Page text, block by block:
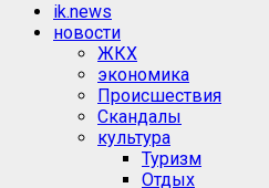
ik.news
новости
ЖКХ
экономика
Происшествия
Скандалы
культура
Туризм
Отдых